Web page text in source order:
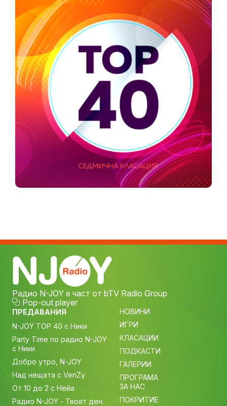
Радио N-JOY е част от bTV Radio Group
Pop-out player
ПРЕДАВАНИЯ
N-JOY TOP 40 с Ники
Party Time по радио N-JOY
с Ники
Добро утро, N-JOY
Над нещата с VenZy
От 10 до 2 с Нейа
Радио N-JOY - Твоят ден.
НОВИНИ
ИГРИ
КЛАСАЦИИ
ПОДКАСТИ
ГАЛЕРИИ
ПРОГРАМА
ЗА НАС
ПОКРИТИЕ